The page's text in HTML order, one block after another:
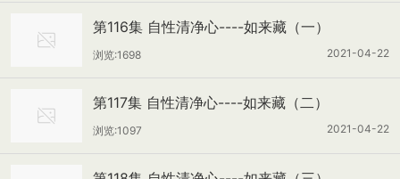
第116集 自性清净心----如来藏（一）
2021-04-22
浏览:1698
第117集 自性清净心----如来藏（二）
2021-04-22
浏览:1097